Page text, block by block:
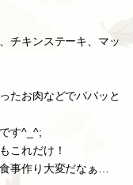
チキンステーキ、マッ
たお肉などでパパッと
す^_^;
これだけ！
事作り大変だなぁ…